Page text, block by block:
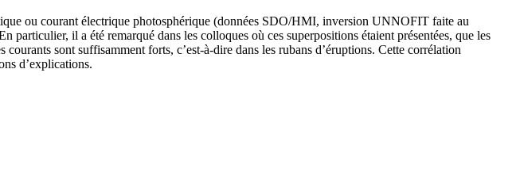
ou courant électrique photosphérique (données SDO/HMI, inversion UNNOFIT faite au
il a été remarqué dans les colloques où ces superpositions étaient présentées, que les
sont suffisamment forts, c’est-à-dire dans les rubans d’éruptions. Cette corrélation
d’explications.